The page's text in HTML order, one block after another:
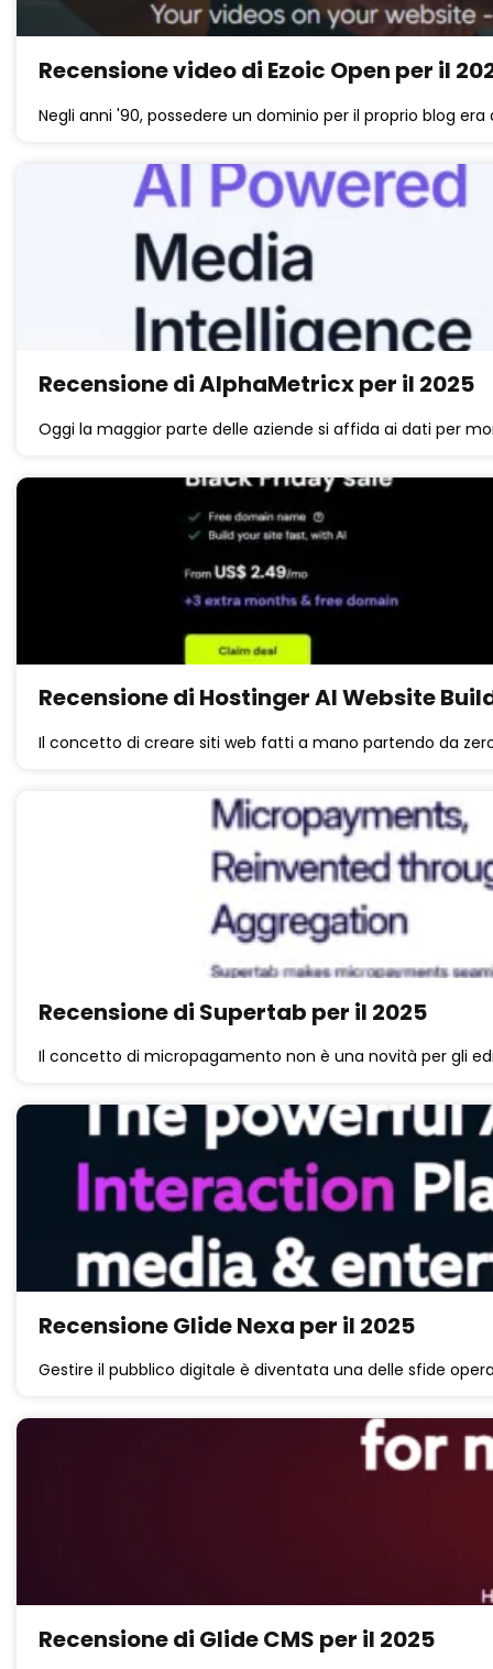
Recensione video di Ezoic Open per il
Negli anni '90, possedere un dominio per il proprio blog
Recensione di AlphaMetricx per il 2025
Oggi la maggior parte delle aziende si affida ai dati per
Recensione di Hostinger AI Website
Il concetto di creare siti web fatti a mano partendo da
Recensione di Supertab per il 2025
Il concetto di micropagamento non è una novità per gli
Recensione Glide Nexa per il 2025
Gestire il pubblico digitale è diventata una delle sfide
Recensione di Glide CMS per il 2025